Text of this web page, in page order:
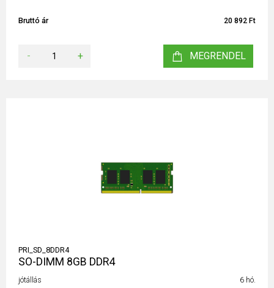
Bruttó ár 20 892 Ft
- + MEGRENDEL
PRI_SD_8DDR4
SO-DIMM 8GB DDR4
jótállás
6 hó.